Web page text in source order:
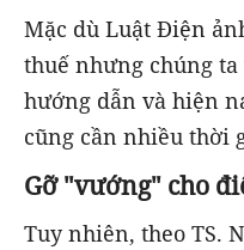
Mặc dù Luật Điện
thuế nhưng chúng
hướng dẫn và hiện
cũng cần nhiều thời
Gỡ "vướng" cho
Tuy nhiên, theo TS.